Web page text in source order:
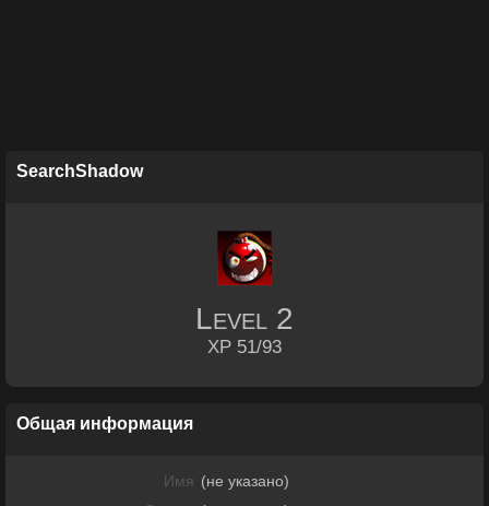
SearchShadow
Level 2
XP 51/93
Общая информация
Имя (не указано)